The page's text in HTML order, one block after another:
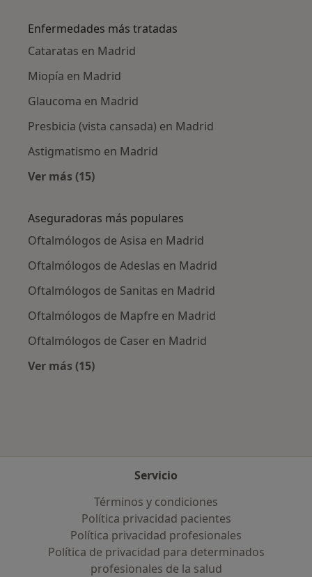
Enfermedades más tratadas
Cataratas en Madrid
Miopía en Madrid
Glaucoma en Madrid
Presbicia (vista cansada) en Madrid
Astigmatismo en Madrid
Ver más (15)
Aseguradoras más populares
Oftalmólogos de Asisa en Madrid
Oftalmólogos de Adeslas en Madrid
Oftalmólogos de Sanitas en Madrid
Oftalmólogos de Mapfre en Madrid
Oftalmólogos de Caser en Madrid
Ver más (15)
Servicio
Términos y condiciones
Política privacidad pacientes
Política privacidad profesionales
Política de privacidad para determinados
profesionales de la salud